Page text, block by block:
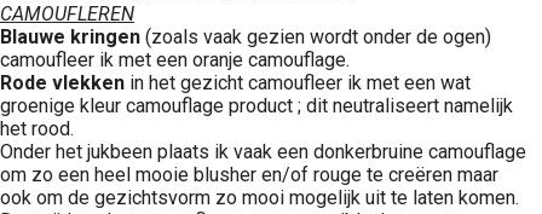
CAMOUFLEREN
Blauwe kringen (zoals vaak gezien wordt onder de ogen)
camoufleer ik met een oranje camouflage.
Rode vlekken in het gezicht camoufleer ik met een wat
groenige kleur camouflage product ; dit neutraliseert namelijk
het rood.
Onder het jukbeen plaats ik vaak een donkerbruine camouflage
om zo een heel mooie blusher en/of rouge te creëren maar
ook om de gezichtsvorm zo mooi mogelijk uit te laten komen.